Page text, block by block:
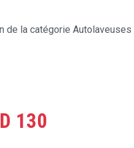
de la catégorie
130